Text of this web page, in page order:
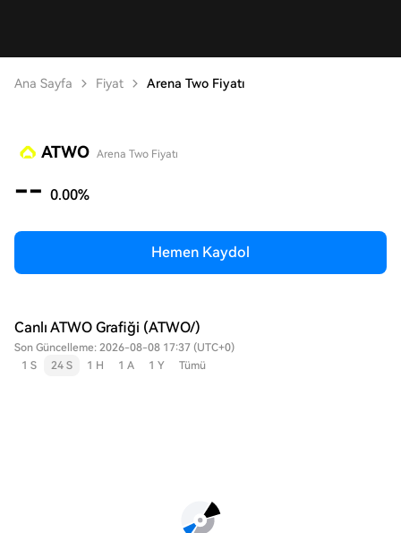
Ana Sayfa Fiyat Arena Two Fiyatı
ATWO Arena Two Fiyatı
-- 0.00%
Hemen Kaydol
Canlı ATWO Grafiği (ATWO/)
Son Güncelleme: 2026-08-08 17:37 (UTC+0)
1 S
24 S 1 H 1 A 1 Y Tümü